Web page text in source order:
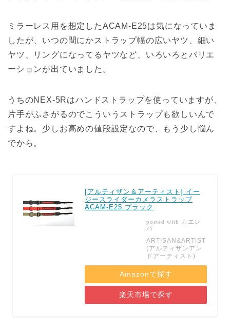
ミラーレス用を想定したACAM-E25は気になっていま
したが、いつの間にかストラップ幅の広いヤツ、細い
ヤツ、リングになってるヤツなど、いろいろとバリエ
ーションが出ていました。
うちのNEX-5Rはハンドストラップを使っていますが、
片手がふさがるのでこういうストラップも欲しいんで
すよね。少しお高めの値段設定なので、もう少し悩ん
でから。
[アルティザン＆アーティスト] イー
ジースライダーカメラストラップ
ACAM-E25 ブラック
posted with カエレ
バ
ARTISAN&ARTIST
(アルティザンアン
ドアーティスト)
Amazonで探す
楽天市場で探す